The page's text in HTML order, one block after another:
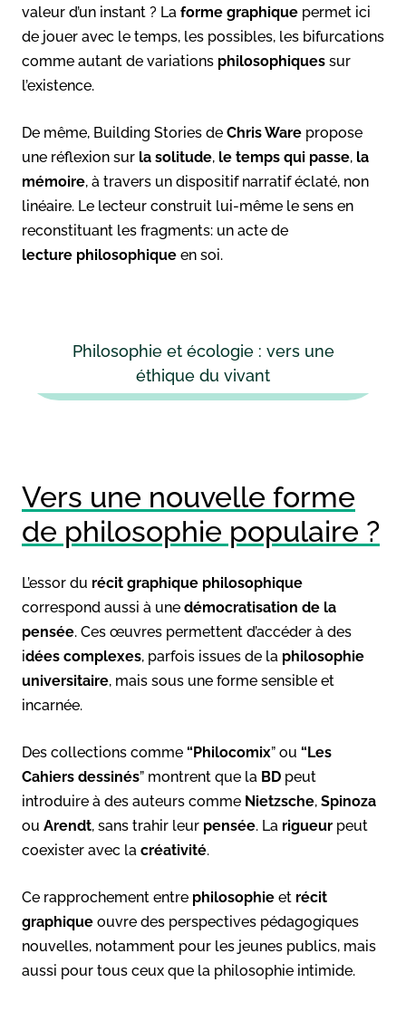
valeur d’un instant ? La forme graphique permet ici
de jouer avec le temps, les possibles, les bifurcations
comme autant de variations philosophiques sur
l’existence.
De même, Building Stories de Chris Ware propose
une réflexion sur la solitude, le temps qui passe, la
mémoire, à travers un dispositif narratif éclaté, non
linéaire. Le lecteur construit lui-même le sens en
reconstituant les fragments: un acte de
lecture philosophique en soi.
Philosophie et écologie : vers une
éthique du vivant
Vers une nouvelle forme
de philosophie populaire ?
L’essor du récit graphique philosophique
correspond aussi à une démocratisation de la
pensée. Ces œuvres permettent d’accéder à des
idées complexes, parfois issues de la philosophie
universitaire, mais sous une forme sensible et
incarnée.
Des collections comme “Philocomix” ou “Les
Cahiers dessinés” montrent que la BD peut
introduire à des auteurs comme Nietzsche, Spinoza
ou Arendt, sans trahir leur pensée. La rigueur peut
coexister avec la créativité.
Ce rapprochement entre philosophie et récit
graphique ouvre des perspectives pédagogiques
nouvelles, notamment pour les jeunes publics, mais
aussi pour tous ceux que la philosophie intimide.